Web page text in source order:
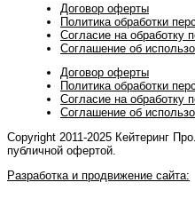
Договор оферты
Политика обработки
Согласие на обработку
Соглашение об
Договор оферты
Политика обработки
Согласие на обработку
Соглашение об
Copyright 2011-2025 Кейтеринг
публичной офертой.
Разработка и продвижение сайта: